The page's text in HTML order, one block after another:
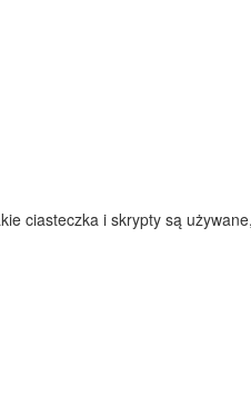
i skrypty są